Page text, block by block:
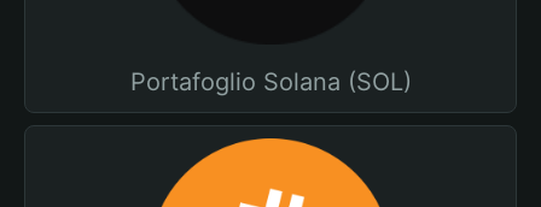
Portafoglio Solana (SOL)